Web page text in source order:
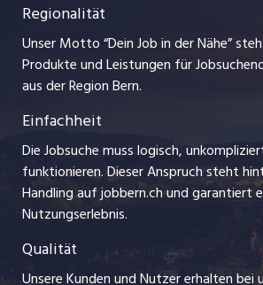
Ferienjobs
Management / Kader-Jobs
Arbeitgeber
Jobline
Impressum
Stellenmeldepflicht
myjob.ch
jobzüri.ch
ajourjob.ch
baernerbaer.ch
chmedia.ch
Regionalität
Unser Motto “Dein Job in der Nähe”
Produkte und Leistungen für
aus der Region Bern.
Einfachheit
Die Jobsuche muss logisch,
funktionieren. Dieser Anspruch steht
Handling auf jobbern.ch und garantiert
Nutzungserlebnis.
Qualität
Unsere Kunden und Nutzer erhalten bei